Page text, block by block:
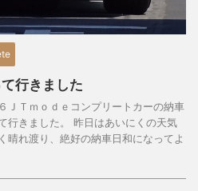
行きました
ＪＴｍｏｄｅコンプリートカーの納車
行きました。 昨日はあいにくの天気
晴れ渡り、絶好の納車日和になってよ